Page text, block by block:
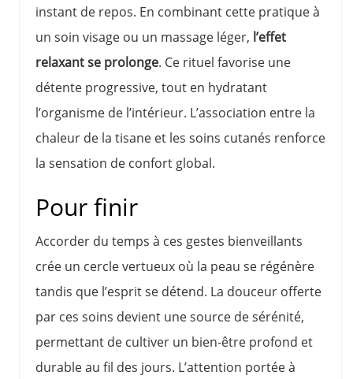
instant de repos. En combinant cette pratique à
un soin visage ou un massage léger, l’effet
relaxant se prolonge. Ce rituel favorise une
détente progressive, tout en hydratant
l’organisme de l’intérieur. L’association entre la
chaleur de la tisane et les soins cutanés renforce
la sensation de confort global.
Pour finir
Accorder du temps à ces gestes bienveillants
crée un cercle vertueux où la peau se régénère
tandis que l’esprit se détend. La douceur offerte
par ces soins devient une source de sérénité,
permettant de cultiver un bien-être profond et
durable au fil des jours. L’attention portée à